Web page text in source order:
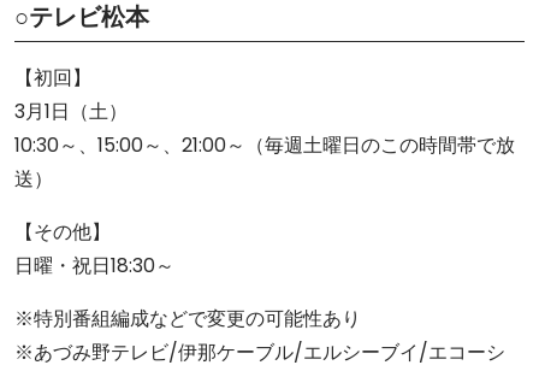
○テレビ松本
【初回】
3月1日（土）
10:30～、15:00～、21:00～（毎週土曜日のこの時間帯で放
送）
【その他】
日曜・祝日18:30～
※特別番組編成などで変更の可能性あり
※あづみ野テレビ/伊那ケーブル/エルシーブイ/エコーシ